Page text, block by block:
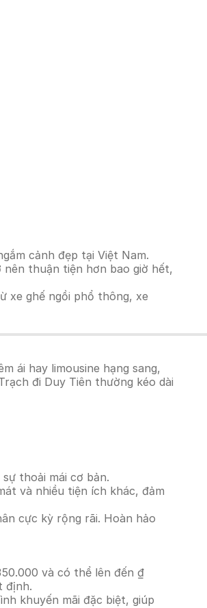
cảnh đẹp tại Việt Nam.
thuận tiện hơn bao giờ hết,
xe ghế ngồi phổ thông, xe
ái hay limousine hạng sang,
đi Duy Tiên thường kéo dài
thoải mái cơ bản.
và nhiều tiện ích khác, đảm
cực kỳ rộng rãi. Hoàn hảo
và có thể lên đến ₫
định.
khuyến mãi đặc biệt, giúp